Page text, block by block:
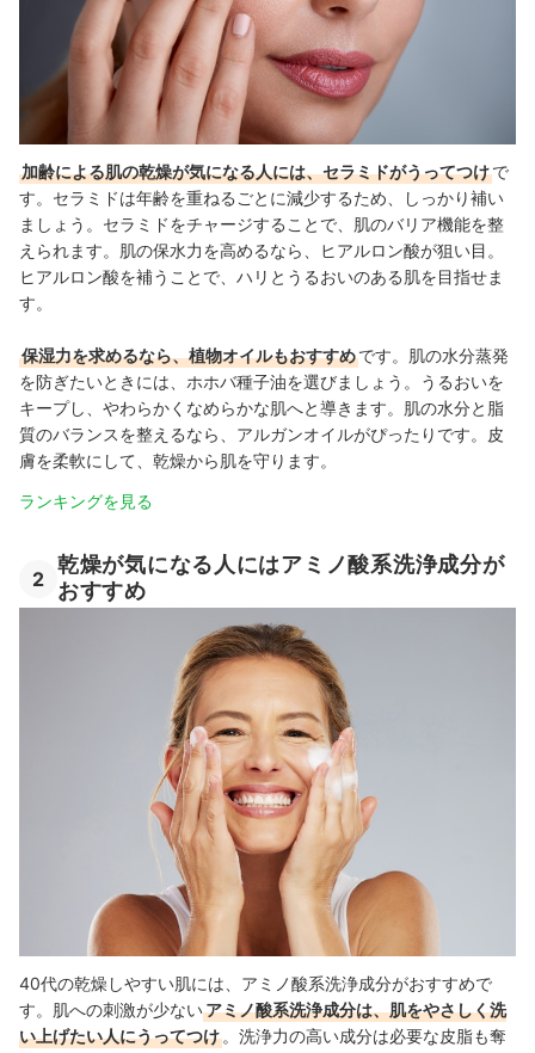
加齢による肌の乾燥が気になる人には、セラミドがうってつけで
す。セラミドは年齢を重ねるごとに減少するため、しっかり補い
ましょう。セラミドをチャージすることで、肌のバリア機能を整
えられます。肌の保水力を高めるなら、ヒアルロン酸が狙い目。
ヒアルロン酸を補うことで、ハリとうるおいのある肌を目指せま
す。
保湿力を求めるなら、植物オイルもおすすめです。肌の水分蒸発
を防ぎたいときには、ホホバ種子油を選びましょう。うるおいを
キープし、やわらかくなめらかな肌へと導きます。肌の水分と脂
質のバランスを整えるなら、アルガンオイルがぴったりです。皮
膚を柔軟にして、乾燥から肌を守ります。
ランキングを見る
2
乾燥が気になる人にはアミノ酸系洗浄成分が
おすすめ
40代の乾燥しやすい肌には、アミノ酸系洗浄成分がおすすめで
す。肌への刺激が少ないアミノ酸系洗浄成分は、肌をやさしく洗
い上げたい人にうってつけ 。洗浄力の高い成分は必要な皮脂も奪